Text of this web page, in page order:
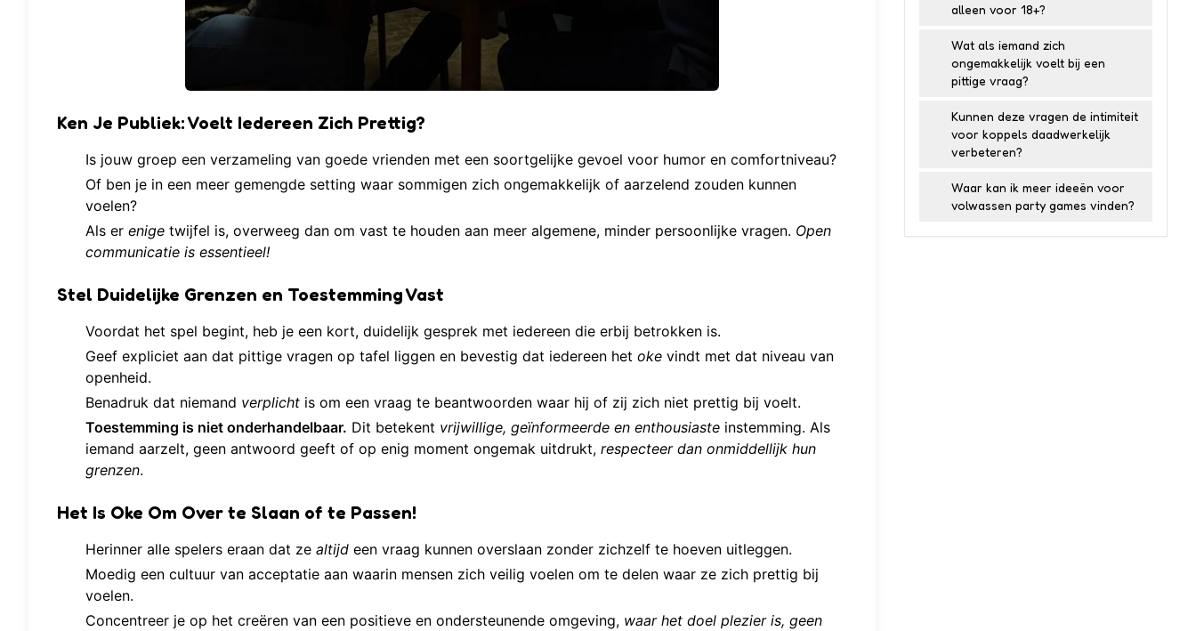
Ken Je Publiek: Voelt Iedereen Zich Prettig?
Is jouw groep een verzameling van goede vrienden met een soortgelijke gevoel voor humor en comfortniveau?
Of ben je in een meer gemengde setting waar sommigen zich ongemakkelijk of aarzelend zouden kunnen
voelen?
Als er enige twijfel is, overweeg dan om vast te houden aan meer algemene, minder persoonlijke vragen. Open
communicatie is essentieel!
Stel Duidelijke Grenzen en Toestemming Vast
Voordat het spel begint, heb je een kort, duidelijk gesprek met iedereen die erbij betrokken is.
Geef expliciet aan dat pittige vragen op tafel liggen en bevestig dat iedereen het oke vindt met dat niveau van
openheid.
Benadruk dat niemand verplicht is om een vraag te beantwoorden waar hij of zij zich niet prettig bij voelt.
Toestemming is niet onderhandelbaar. Dit betekent vrijwillige, geïnformeerde en enthousiaste instemming. Als
iemand aarzelt, geen antwoord geeft of op enig moment ongemak uitdrukt, respecteer dan onmiddellijk hun
grenzen.
Het Is Oke Om Over te Slaan of te Passen!
Herinner alle spelers eraan dat ze altijd een vraag kunnen overslaan zonder zichzelf te hoeven uitleggen.
Moedig een cultuur van acceptatie aan waarin mensen zich veilig voelen om te delen waar ze zich prettig bij
voelen.
Concentreer je op het creëren van een positieve en ondersteunende omgeving, waar het doel plezier is, geen
alleen voor 18+?
Wat als iemand zich
ongemakkelijk voelt bij een
pittige vraag?
Kunnen deze vragen de intimiteit
voor koppels daadwerkelijk
verbeteren?
Waar kan ik meer ideeën voor
volwassen party games vinden?